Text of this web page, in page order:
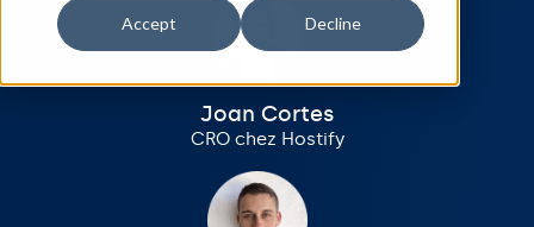
Accept Decline
Joan Cortes
CRO chez Hostify